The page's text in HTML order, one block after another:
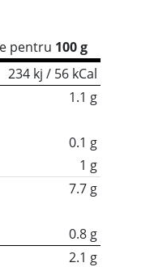
pentru 100 g
234 kj / 56 kCal
1.1 g
0.1 g
1 g
7.7 g
0.8 g
2.1 g